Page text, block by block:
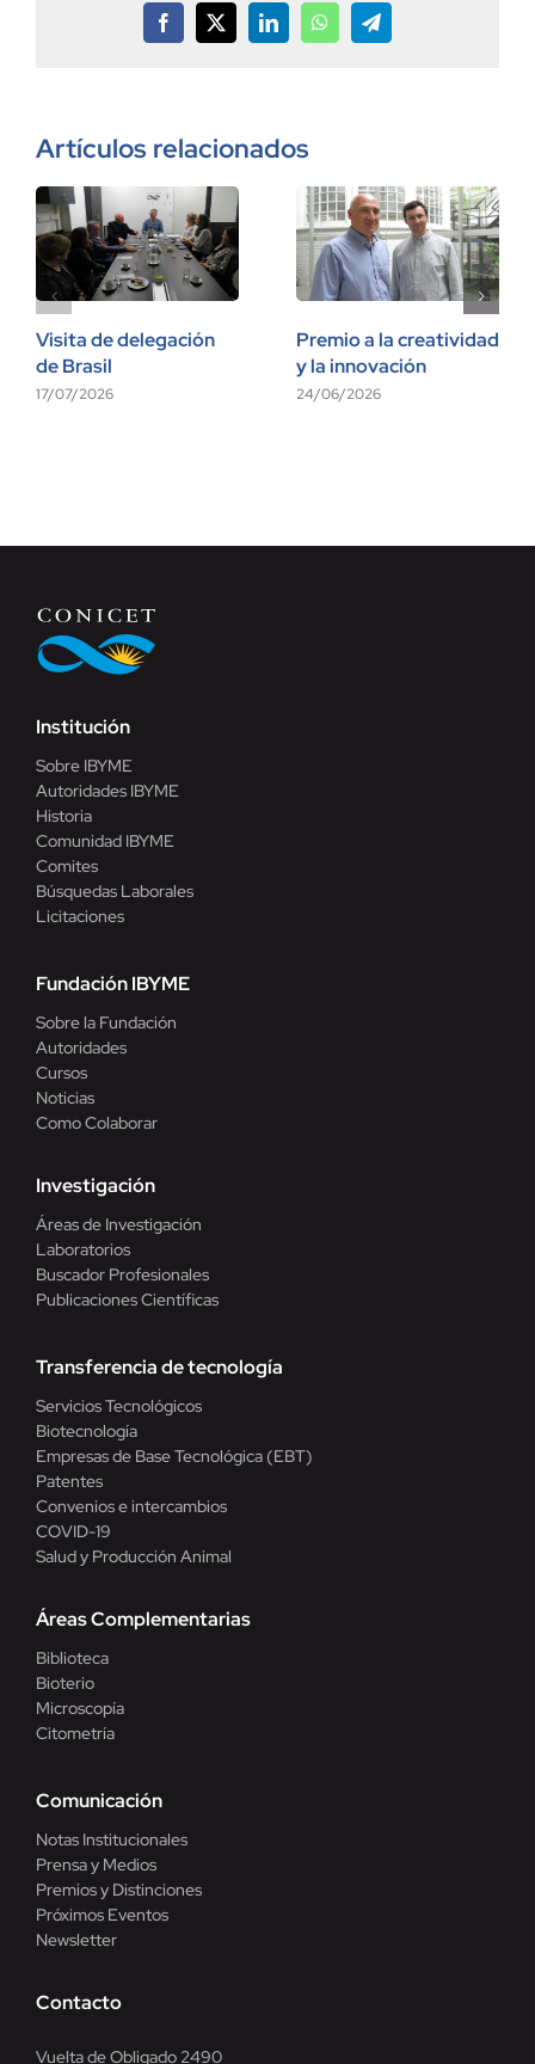
Facebook
X LinkedInWhatsAppTelegram
Artículos relacionados
Visita de delegación
de Brasil
17/07/2026
Premio a la creatividad
y la innovación
24/06/2026
Institución
Sobre IBYME
Autoridades IBYME
Historia
Comunidad IBYME
Comites
Búsquedas Laborales
Licitaciones
Fundación IBYME
Sobre la Fundación
Autoridades
Cursos
Noticias
Como Colaborar
Investigación
Áreas de Investigación
Laboratorios
Buscador Profesionales
Publicaciones Científicas
Transferencia de tecnología
Servicios Tecnológicos
Biotecnología
Empresas de Base Tecnológica (EBT)
Patentes
Convenios e intercambios
COVID-19
Salud y Producción Animal
Áreas Complementarias
Biblioteca
Bioterio
Microscopía
Citometría
Comunicación
Notas Institucionales
Prensa y Medios
Premios y Distinciones
Próximos Eventos
Newsletter
Contacto
Vuelta de Obligado 2490